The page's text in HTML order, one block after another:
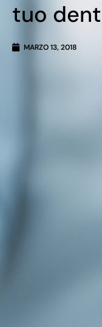
tuo
MARZO 13, 2018